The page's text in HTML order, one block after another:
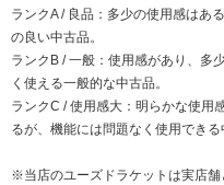
ランクA / 良品：多少の使用感はあ
の良い中古品。
ランクB / 一般：使用感があり、多
く使える一般的な中古品。
ランクC / 使用感大：明らかな使用
るが、機能には問題なく使用できる
※当店のユーズドラケットは実店舗